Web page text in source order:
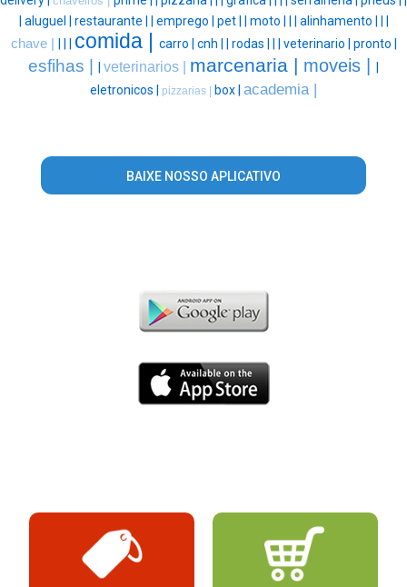
aluguel | restaurante | emprego | pet | moto | alinhamento |
chave |
comida | carro | cnh | rodas | veterinario | pronto |
esfihas | veterinarios | marcenaria | moveis |
eletronicos |
pizzarias | box | academia |
BAIXE NOSSO APLICATIVO